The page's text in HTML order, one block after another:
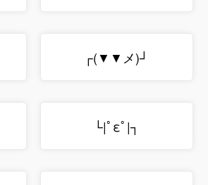
┌(▼▼メ)┘
└|ﾟεﾟ|┐